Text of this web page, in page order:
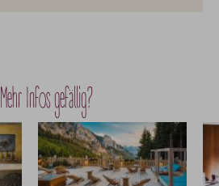
Mehr Infos gefällig?